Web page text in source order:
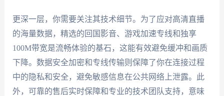
更深一层，你需要关注其技术细节。为了应对高清直播
的海量数据，精选的回国影音、游戏加速专线和独享
100M带宽是流畅体验的基石，这能有效避免缓冲和画质
下降。数据安全加密和专线传输则保障了你在连接过程
中的隐私和安全，避免敏感信息在公共网络上泄露。此
外，可靠的售后实时保障和专业的技术团队支持，意味